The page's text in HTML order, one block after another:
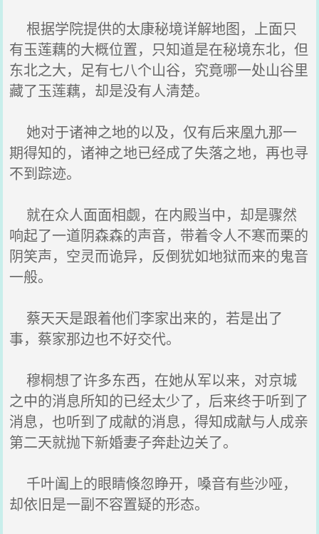
根据学院提供的太康秘境详解地图，上面只
有玉莲藕的大概位置，只知道是在秘境东北，但
东北之大，足有七八个山谷，究竟哪一处山谷里
藏了玉莲藕，却是没有人清楚。
她对于诸神之地的以及，仅有后来凰九那一
期得知的，诸神之地已经成了失落之地，再也寻
不到踪迹。
就在众人面面相觑，在内殿当中，却是骤然
响起了一道阴森森的声音，带着令人不寒而栗的
阴笑声，空灵而诡异，反倒犹如地狱而来的鬼音
一般。
蔡天天是跟着他们李家出来的，若是出了
事，蔡家那边也不好交代。
穆桐想了许多东西，在她从军以来，对京城
之中的消息所知的已经太少了，后来终于听到了
消息，也听到了成献的消息，得知成献与人成亲
第二天就抛下新婚妻子奔赴边关了。
千叶阖上的眼睛倏忽睁开，嗓音有些沙哑，
却依旧是一副不容置疑的形态。